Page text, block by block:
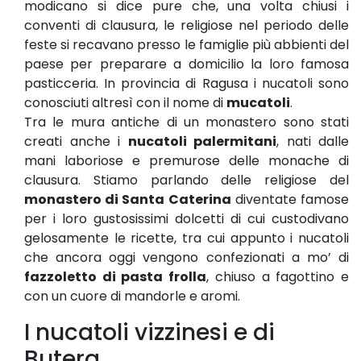
modicano si dice pure che, una volta chiusi i
conventi di clausura, le religiose nel periodo delle
feste si recavano presso le famiglie più abbienti del
paese per preparare a domicilio la loro famosa
pasticceria. In provincia di Ragusa i nucatoli sono
conosciuti altresì con il nome di mucatoli.
Tra le mura antiche di un monastero sono stati
creati anche i nucatoli palermitani, nati dalle
mani laboriose e premurose delle monache di
clausura. Stiamo parlando delle religiose del
monastero di Santa Caterina diventate famose
per i loro gustosissimi dolcetti di cui custodivano
gelosamente le ricette, tra cui appunto i nucatoli
che ancora oggi vengono confezionati a mo’ di
fazzoletto di pasta frolla, chiuso a fagottino e
con un cuore di mandorle e aromi.
I nucatoli vizzinesi e di